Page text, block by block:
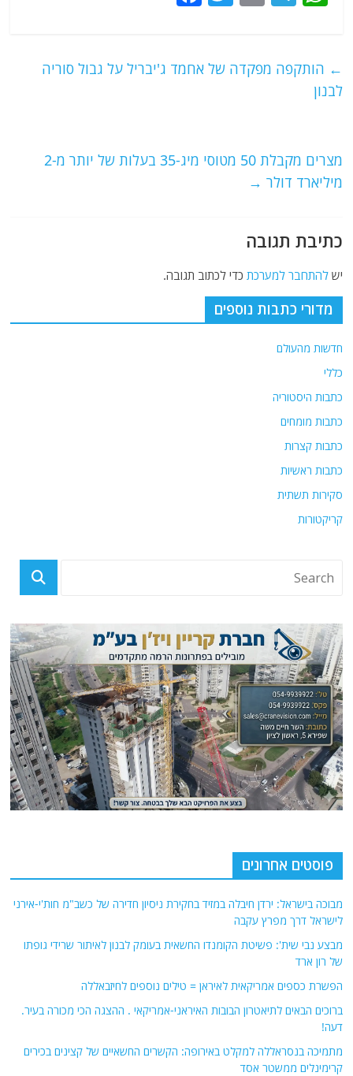
s
g
l
er
e
k
← הותקפה מפקדה של אחמד ג'יבריל על גבול סוריה
לבנון
מצרים מקבלת 50 מטוסי מיג-35 בעלות של יותר מ-2
מיליארד דולר →
כתיבת תגובה
ישלהתחבר למערכת כדי לכתוב תגובה.
מדורי כתבות נוספים
חדשות מהעולם
כללי
כתבות היסטוריה
כתבות מומחים
כתבות קצרות
כתבות ראשיות
סקירות תשתית
קריקטורות
פוסטים אחרונים
מבוכה בישראל: ירדן חיבלה במזיד בחקירת ניסיון חדירה של כשב"מ חות'י-אירני
לישראל דרך מפרץ עקבה
מבצע נבי שית': פשיטת הקומנדו החשאית בעומק לבנון לאיתור שרידי גופתו
של רון ארד
הפשרת כספים אמריקאית לאיראן = טילים נוספים לחיזבאללה
ברוכים הבאים לתיאטרון הבובות האיראני-אמריקאי . ההצגה הכי מכורה בעיר.
דעה!
מתמיכה בנסראללה למקלט באירופה: הקשרים החשאיים של קצינים בכירים
קרימינלים ממשטר אסד